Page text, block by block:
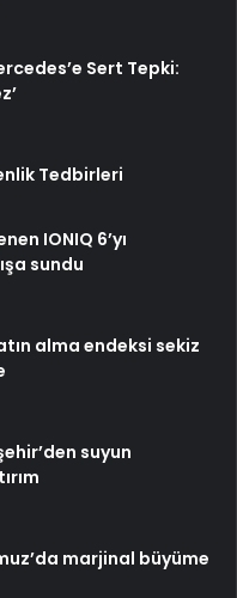
Sert Tepki:
Tedbirleri
IONIQ 6’yı
sundu
alma endeksi sekiz
suyun
marjinal büyüme